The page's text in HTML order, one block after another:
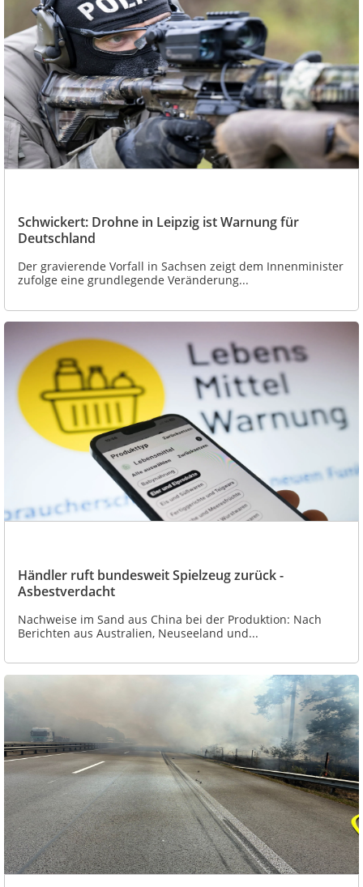
Schwickert: Drohne in Leipzig ist Warnung für
Deutschland
Der gravierende Vorfall in Sachsen zeigt dem Innenminister
zufolge eine grundlegende Veränderung...
Händler ruft bundesweit Spielzeug zurück -
Asbestverdacht
Nachweise im Sand aus China bei der Produktion: Nach
Berichten aus Australien, Neuseeland und...